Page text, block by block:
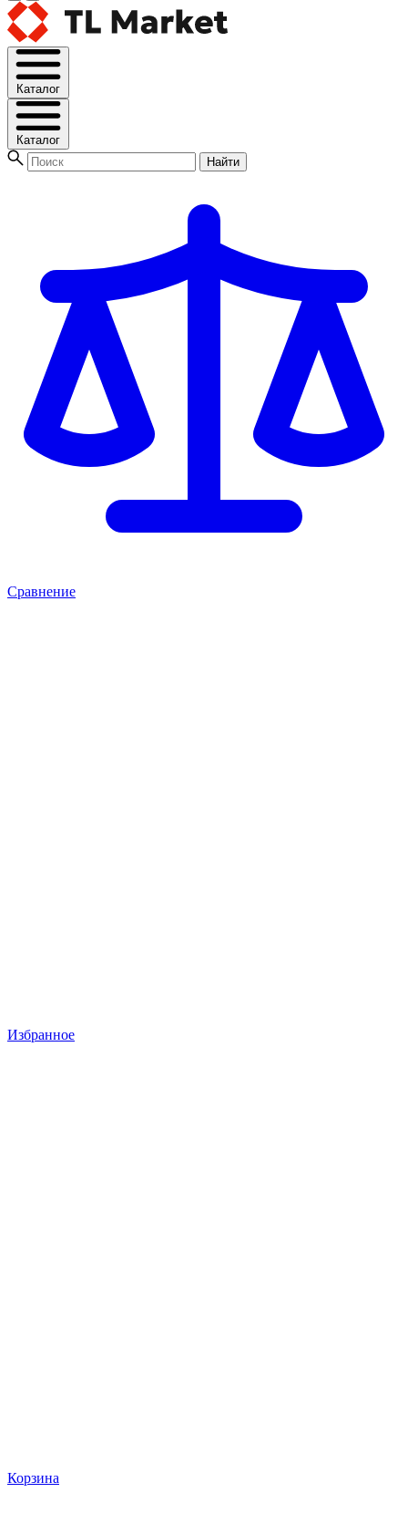
Каталог
Каталог
Найти
Сравнение
Избранное
Корзина